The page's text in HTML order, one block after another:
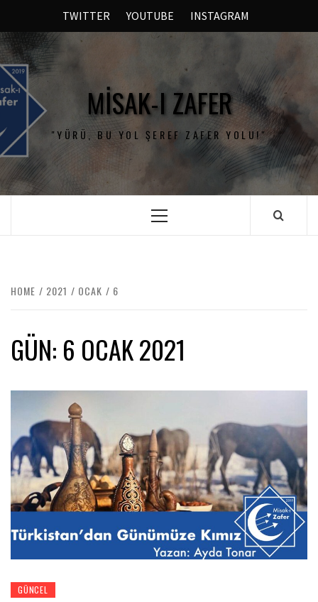
TWITTER YOUTUBE INSTAGRAM
MISAK-I ZAFER
"YÜRÜ, BU YOL ŞEREF ZAFER YOLU!"
HOME 2021 OCAK 6
GÜN: 6 OCAK 2021
GÜNCEL